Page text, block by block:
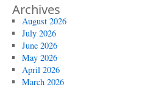
Archives
August 2026
July 2026
June 2026
May 2026
April 2026
March 2026